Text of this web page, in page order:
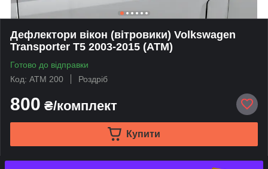
Дефлектори вікон (вітровики) Volkswagen
Transporter T5 2003-2015 (ATM)
Готово до відправки
Код: ATM 200
Роздріб
800 ₴/комплект
Купити